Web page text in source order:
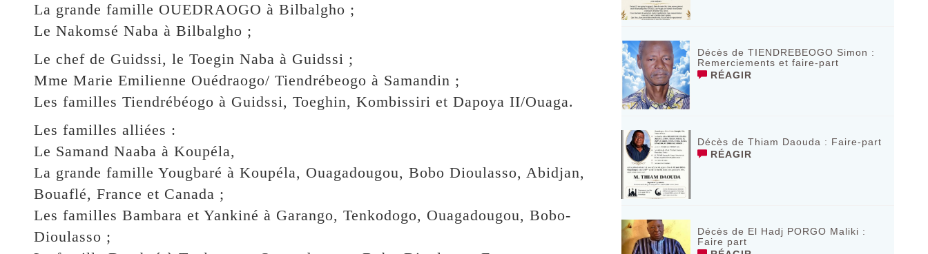
La grande famille OUEDRAOGO à Bilbalgho ;
Le Nakomsé Naba à Bilbalgho ;
Le chef de Guidssi, le Toegin Naba à Guidssi ;
Mme Marie Emilienne Ouédraogo/ Tiendrébeogo à Samandin ;
Les familles Tiendrébéogo à Guidssi, Toeghin, Kombissiri et Dapoya II/Ouaga.
Les familles alliées :
Le Samand Naaba à Koupéla,
La grande famille Yougbaré à Koupéla, Ouagadougou, Bobo Dioulasso, Abidjan,
Bouaflé, France et Canada ;
Les familles Bambara et Yankiné à Garango, Tenkodogo, Ouagadougou, Bobo-
Dioulasso ;
Décès de TIENDREBEOGO Simon :
Remerciements et faire-part
RÉAGIR
Décès de Thiam Daouda : Faire-part
RÉAGIR
Décès de El Hadj PORGO Maliki :
Faire part